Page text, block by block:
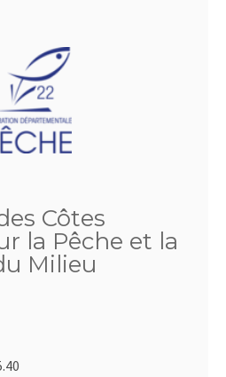
Côtes
la Pêche et la
Milieu